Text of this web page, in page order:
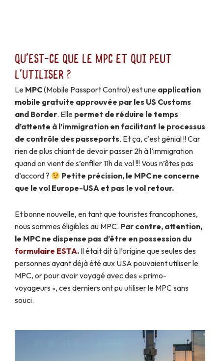
Qu'est-ce que le MPC et qui peut
l'utiliser ?
Le MPC(Mobile Passport Control) est une application
mobile gratuite approuvée par les US Customs
and Border. Elle permet de réduire le temps
d’attente à l’immigration en facilitant le processus
de contrôle des passeports. Et ça, c’est génial !! Car
rien de plus chiant de devoir passer 2h à l’immigration
quand on vient de s’enfiler 11h de vol !!! Vous n’êtes pas
d’accord ?
Petite précision, le MPC ne concerne
que le vol Europe-USA et pas le vol retour.
Et bonne nouvelle, en tant que touristes francophones,
nous sommes éligibles au MPC. Par contre, attention,
le MPC ne dispense pas d’être en possession du
formulaire ESTA. Il était dit à l’origine que seules des
personnes ayant déjà été aux USA pouvaient utiliser le
MPC, or pour avoir voyagé avec des « primo-
voyageurs », ces derniers ont pu utiliser le MPC sans
souci.